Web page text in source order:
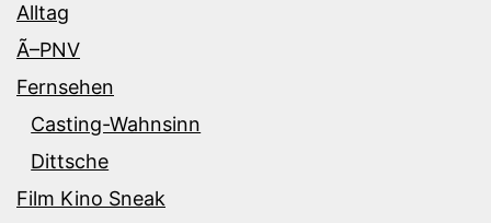
Alltag
Ã–PNV
Fernsehen
Casting-Wahnsinn
Dittsche
Film Kino Sneak